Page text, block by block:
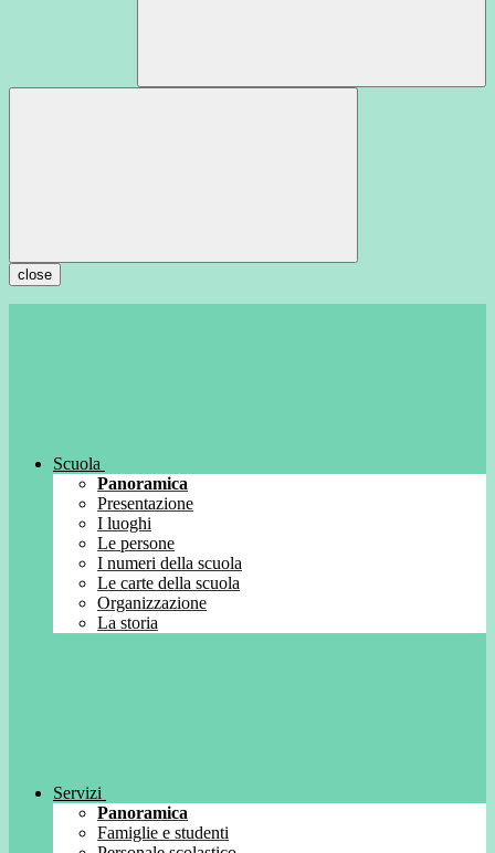
close
Scuola
Panoramica
Presentazione
I luoghi
Le persone
I numeri della scuola
Le carte della scuola
Organizzazione
La storia
Servizi
Panoramica
Famiglie e studenti